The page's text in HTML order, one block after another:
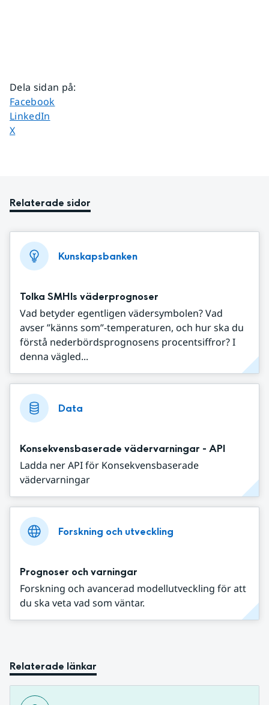
Dela sidan på:
Dela sidan på
Facebook
Dela sidan på
LinkedIn
Dela sidan på
X
Relaterade sidor
Kunskapsbanken
Tolka SMHIs väderprognoser
Vad betyder egentligen vädersymbolen? Vad
avser ”känns som”-temperaturen, och hur ska du
förstå nederbördsprognosens procentsiffror? I
denna vägled...
Data
Konsekvensbaserade vädervarningar - API
Ladda ner API för Konsekvensbaserade
vädervarningar
Forskning och utveckling
Prognoser och varningar
Forskning och avancerad modellutveckling för att
du ska veta vad som väntar.
Relaterade länkar